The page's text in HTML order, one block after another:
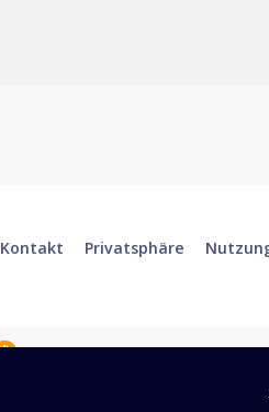
Kontakt Privatsphäre